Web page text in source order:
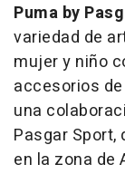
Puma by
variedad de
mujer y niño
accesorios
una
Pasgar
en la zona de